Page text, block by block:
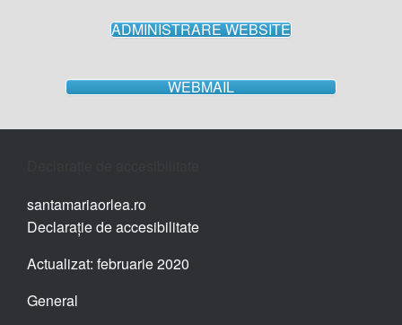
ADMINISTRARE WEBSITE
WEBMAIL
santamariaorlea.ro
Declarație de accesibilitate
Actualizat: februarie 2020
General